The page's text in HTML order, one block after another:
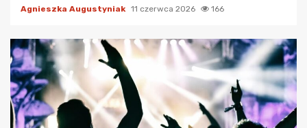
Agnieszka Augustyniak 11 czerwca 2026 166